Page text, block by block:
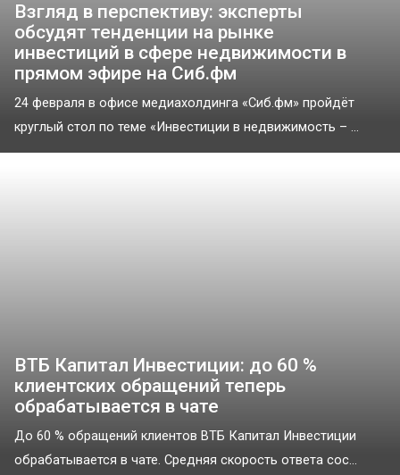
Взгляд в перспективу: эксперты
обсудят тенденции на рынке
инвестиций в сфере недвижимости в
прямом эфире на Сиб.фм
24 февраля в офисе медиахолдинга «Сиб.фм» пройдёт
круглый стол по теме «Инвестиции в недвижимость – ...
ВТБ Капитал Инвестиции: до 60 %
клиентских обращений теперь
обрабатывается в чате
До 60 % обращений клиентов ВТБ Капитал Инвестиции
обрабатывается в чате. Средняя скорость ответа сос...